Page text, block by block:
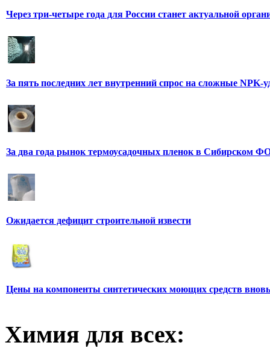
Через три-четыре года для России станет актуальной
За пять последних лет внутренний спрос на сложные NPK-
За два года рынок термоусадочных пленок в Сибирском
Ожидается дефицит строительной извести
Цены на компоненты синтетических моющих средств
Химия для всех: